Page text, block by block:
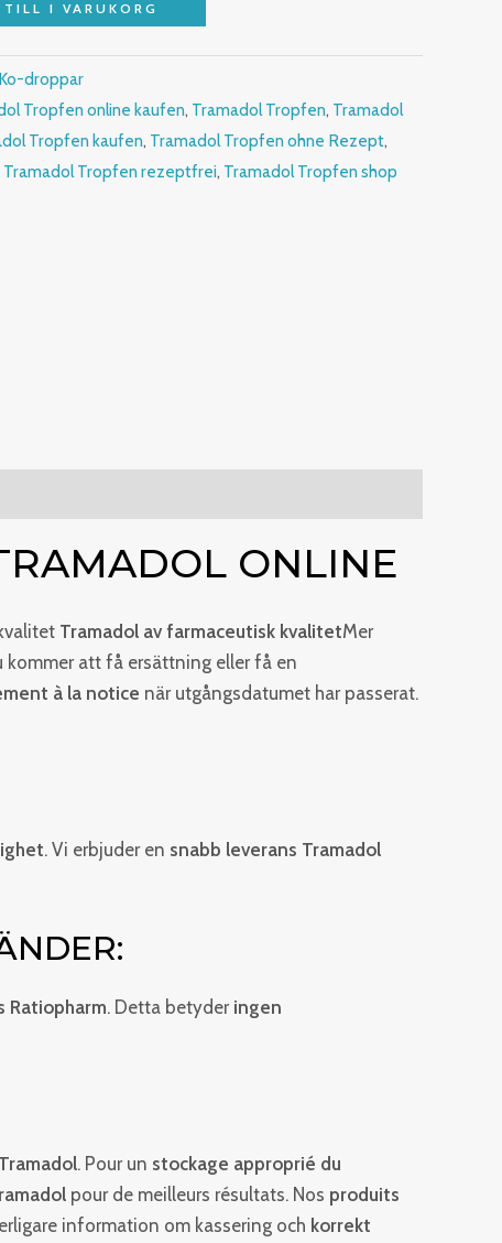
I VARUKORG
Ko-droppar
Tropfen online kaufen, Tramadol Tropfen, Tramadol
Tropfen kaufen, Tramadol Tropfen ohne Rezept,
Tramadol Tropfen rezeptfrei, Tramadol Tropfen shop
ONLINE
Tramadol av farmaceutisk kvalitetMer
att få ersättning eller få en
à la notice när utgångsdatumet har passerat.
. Vi erbjuder en snabb leverans Tramadol
Ratiopharm. Detta betyder ingen
. Pour un stockage approprié du
pour de meilleurs résultats. Nos produits
information om kassering och korrekt